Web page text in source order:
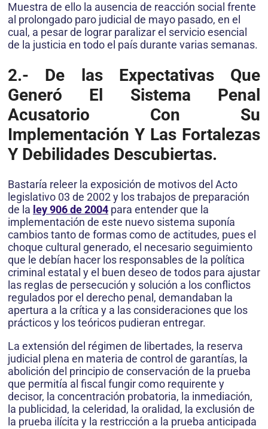
Muestra de ello la ausencia de reacción social frente
al prolongado paro judicial de mayo pasado, en el
cual, a pesar de lograr paralizar el servicio esencial
de la justicia en todo el país durante varias semanas.
2.- De las Expectativas Que
Generó El Sistema Penal
Acusatorio Con Su
Implementación Y Las Fortalezas
Y Debilidades Descubiertas.
Bastaría releer la exposición de motivos del Acto
legislativo 03 de 2002 y los trabajos de preparación
de la ley 906 de 2004 para entender que la
implementación de este nuevo sistema suponía
cambios tanto de formas como de actitudes, pues el
choque cultural generado, el necesario seguimiento
que le debían hacer los responsables de la política
criminal estatal y el buen deseo de todos para ajustar
las reglas de persecución y solución a los conflictos
regulados por el derecho penal, demandaban la
apertura a la crítica y a las consideraciones que los
prácticos y los teóricos pudieran entregar.
La extensión del régimen de libertades, la reserva
judicial plena en materia de control de garantías, la
abolición del principio de conservación de la prueba
que permitía al fiscal fungir como requirente y
decisor, la concentración probatoria, la inmediación,
la publicidad, la celeridad, la oralidad, la exclusión de
la prueba ilícita y la restricción a la prueba anticipada